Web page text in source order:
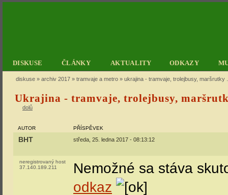
DISKUSE ČLÁNKY AKTUALITY ODKAZY
diskuse » archiv 2017 » tramvaje a metro » ukrajina - tramvaje, trolejbusy, maršrutky
Ukrajina - tramvaje, trolejbusy,
dolů
AUTOR PŘÍSPĚVEK
BHT středa, 25. ledna 2017 - 08:13:12
neregistrovaný host
37.140.189.211
Nemožné sa stáva
odkaz